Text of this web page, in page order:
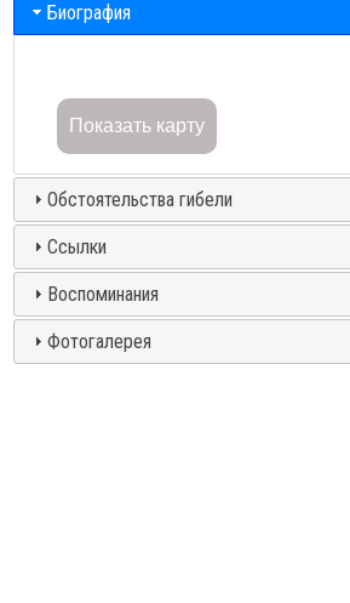
Биография
Показать карту
Обстоятельства гибели
Ссылки
Воспоминания
Фотогалерея